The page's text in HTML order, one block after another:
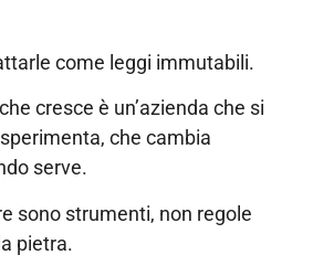
come leggi immutabili.
cresce è un’azienda che si
che cambia
serve.
sono strumenti, non regole
pietra.